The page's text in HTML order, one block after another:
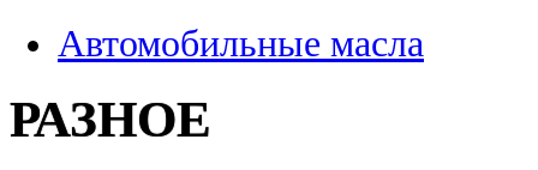
Автомобильные масла
РАЗНОЕ